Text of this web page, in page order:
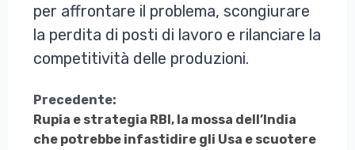
per affrontare il problema, scongiurare
la perdita di posti di lavoro e rilanciare la
competitività delle produzioni.
Continua
a
Precedente:
Rupia e strategia RBI, la mossa dell’India
che potrebbe infastidire gli Usa e scuotere